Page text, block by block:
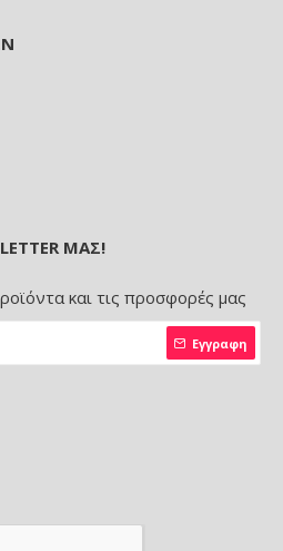
ΜΑΣ!
και τις προσφορές μας
Εγγραφη